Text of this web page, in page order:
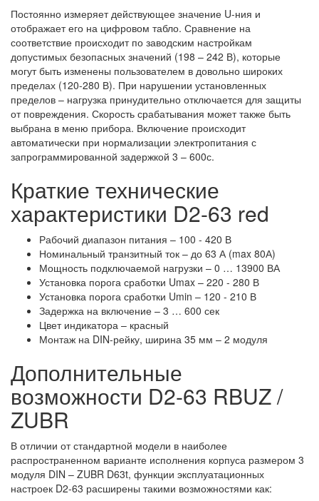
Постоянно измеряет действующее значение U-ния и
отображает его на цифровом табло. Сравнение на
соответствие происходит по заводским настройкам
допустимых безопасных значений (198 – 242 В), которые
могут быть изменены пользователем в довольно широких
пределах (120-280 В). При нарушении установленных
пределов – нагрузка принудительно отключается для защиты
от повреждения. Скорость срабатывания может также быть
выбрана в меню прибора. Включение происходит
автоматически при нормализации электропитания с
запрограммированной задержкой 3 – 600с.
Краткие технические
характеристики D2-63 red
Рабочий диапазон питания – 100 - 420 В
Номинальный транзитный ток – до 63 А (max 80А)
Мощность подключаемой нагрузки – 0 … 13900 ВА
Установка порога сработки Umax – 220 - 280 В
Установка порога сработки Umin – 120 - 210 В
Задержка на включение – 3 … 600 сек
Цвет индикатора – красный
Монтаж на DIN-рейку, ширина 35 мм – 2 модуля
Дополнительные
возможности D2-63 RBUZ /
ZUBR
В отличии от стандартной модели в наиболее
распространенном варианте исполнения корпуса размером 3
модуля DIN – ZUBR D63t, функции эксплуатационных
настроек D2-63 расширены такими возможностями как: